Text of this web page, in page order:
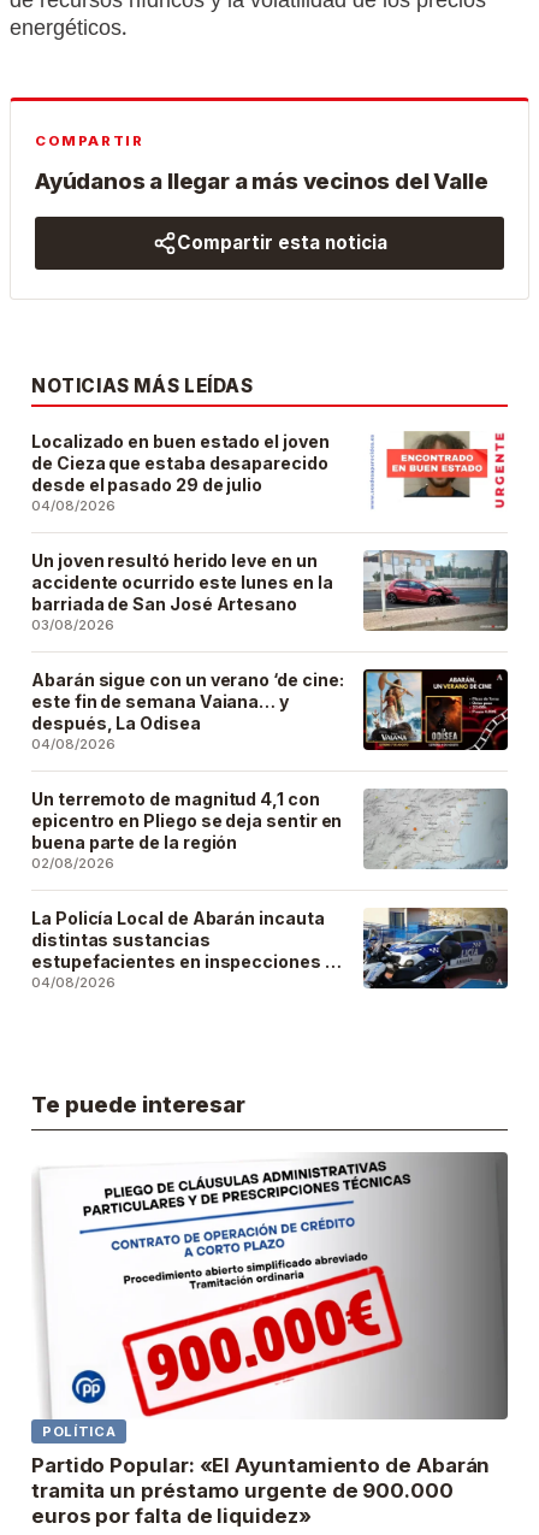
energéticos.
COMPARTIR
Ayúdanos a llegar a más vecinos del Valle
Compartir esta noticia
NOTICIAS MÁS LEÍDAS
Localizado en buen estado el joven
de Cieza que estaba desaparecido
desde el pasado 29 de julio
04/08/2026
Un joven resultó herido leve en un
accidente ocurrido este lunes en la
barriada de San José Artesano
03/08/2026
Abarán sigue con un verano ‘de cine:
este fin de semana Vaiana… y
después, La Odisea
04/08/2026
Un terremoto de magnitud 4,1 con
epicentro en Pliego se deja sentir en
buena parte de la región
02/08/2026
La Policía Local de Abarán incauta
distintas sustancias
estupefacientes en inspecciones a
locales públicos del municipio
04/08/2026
Te puede interesar
POLÍTICA
Partido Popular: «El Ayuntamiento de Abarán
tramita un préstamo urgente de 900.000
euros por falta de liquidez»